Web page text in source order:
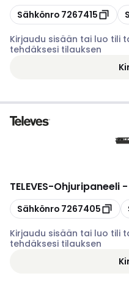
Kopioi
Sähkönro 7267415
Kirjaudu sisään tai luo tili
tehdäksesi tilauksen
TELEVES-Ohjuripaneeli -
Kopioi
Sähkönro 7267405
Kirjaudu sisään tai luo tili
tehdäksesi tilauksen